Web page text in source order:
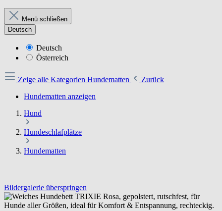
Menü schließen
Deutsch
Deutsch
Österreich
Zeige alle Kategorien Hundematten
Zurück
Hundematten anzeigen
Hund
Hundeschlafplätze
Hundematten
Bildergalerie überspringen